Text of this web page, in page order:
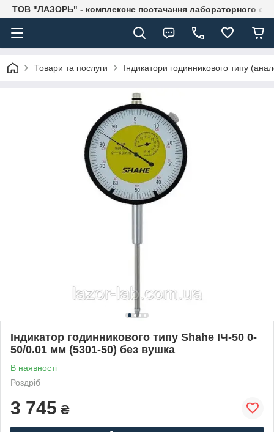
ТОВ "ЛАЗОРЬ" - комплексне постачання лабораторного
Товари та послуги Індикатори годинникового типу
Індикатор годинникового типу Shahe ІЧ-50 0-
50/0.01 мм (5301-50) без вушка
В наявності
Роздріб
3 745 ₴